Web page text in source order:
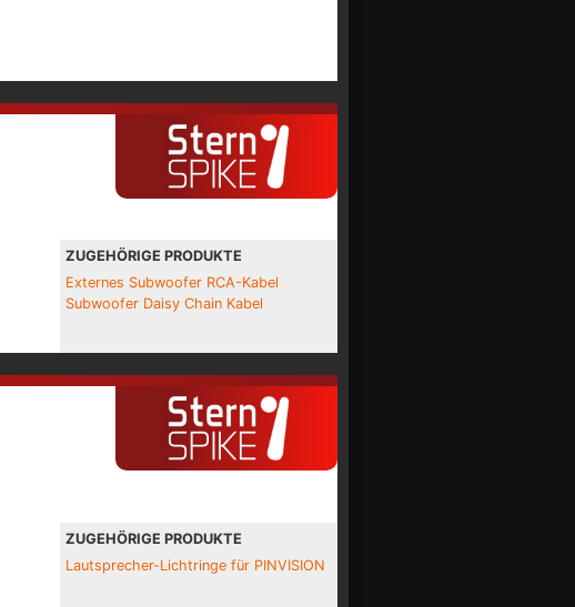
ZUGEHÖRIGE PRODUKTE
Externes Subwoofer RCA-Kabel
Subwoofer Daisy Chain Kabel
ZUGEHÖRIGE PRODUKTE
Lautsprecher-Lichtringe für PINVISION